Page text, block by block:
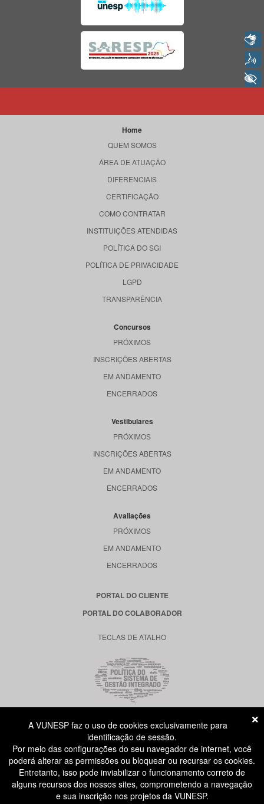
Home
QUEM SOMOS
ÁREA DE ATUAÇÃO
DIFERENCIAIS
CERTIFICAÇÃO
COMO CONTRATAR
INSTITUIÇÕES ATENDIDAS
POLÍTICA DO SGI
POLÍTICA DE PRIVACIDADE
LGPD
TRANSPARÊNCIA
Concursos
PRÓXIMOS
INSCRIÇÕES ABERTAS
EM ANDAMENTO
ENCERRADOS
Vestibulares
PRÓXIMOS
INSCRIÇÕES ABERTAS
EM ANDAMENTO
ENCERRADOS
Avaliações
PRÓXIMOS
EM ANDAMENTO
ENCERRADOS
PORTAL DO CLIENTE
PORTAL DO COLABORADOR
TECLAS DE ATALHO
RUA DONA GERMAINE BURCHARD, 515
ÁGUA BRANCA - SÃO PAULO SP
CEP: 05002-062
ATENDIMENTO AO CANDIDATO
A VUNESP faz o uso de cookies exclusivamente para
identificação de sessão.
Por meio das configurações do seu navegador de internet, você
poderá alterar as permissões ou bloquear ou recursar os cookies.
Entretanto, isso pode inviabilizar o funcionamento correto de
alguns recursos dos nossos sites, comprometendo a navegação
e sua inscrição nos projetos da VUNESP.